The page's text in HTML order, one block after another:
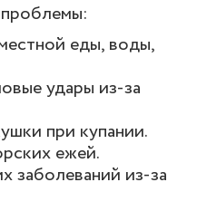
еды, воды,
удары из-за
при купании.
ежей.
заболеваний из-за